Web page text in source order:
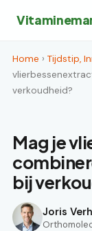
Home › Tijdstip,
verkoudheid?
Mag je
bij
Joris